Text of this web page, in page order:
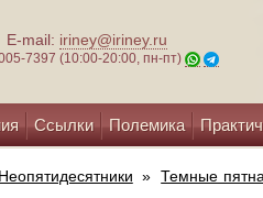
E-mail: iriney@iriney.ru
7397 (10:00-20:00, пн-пт)
Ссылки Полемика
Неопятидесятники » Темные